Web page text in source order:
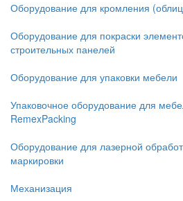
Оборудование для кромления
Оборудование для покраски
строительных панелей
Оборудование для упаковки мебели
Упаковочное оборудование для
RemexPacking
Оборудование для лазерной
маркировки
Механизация